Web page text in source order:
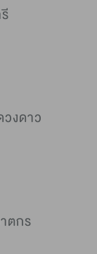
งดาว
ตกร